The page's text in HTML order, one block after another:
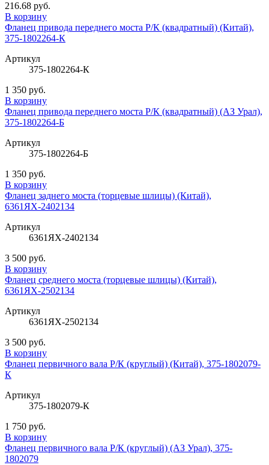
216.68 руб.
В корзину
Фланец привода переднего моста Р/К (квадратный) (Китай),
375-1802264-К
Артикул
375-1802264-К
1 350 руб.
В корзину
Фланец привода переднего моста Р/К (квадратный) (АЗ Урал),
375-1802264-Б
Артикул
375-1802264-Б
1 350 руб.
В корзину
Фланец заднего моста (торцевые шлицы) (Китай),
6361ЯХ-2402134
Артикул
6361ЯХ-2402134
3 500 руб.
В корзину
Фланец среднего моста (торцевые шлицы) (Китай),
6361ЯХ-2502134
Артикул
6361ЯХ-2502134
3 500 руб.
В корзину
Фланец первичного вала Р/К (круглый) (Китай), 375-1802079-
К
Артикул
375-1802079-К
1 750 руб.
В корзину
Фланец первичного вала Р/К (круглый) (АЗ Урал), 375-
1802079